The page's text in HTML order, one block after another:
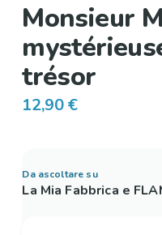
Monsieur
trésor
12,90 €
Da ascoltare su
La Mia Fabbrica e